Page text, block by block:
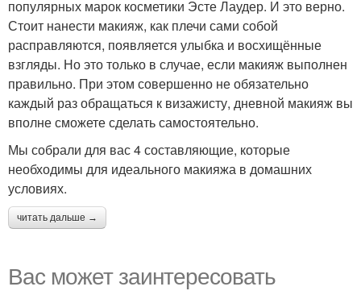
популярных марок косметики Эсте Лаудер. И это верно.
Стоит нанести макияж, как плечи сами собой
расправляются, появляется улыбка и восхищённые
взгляды. Но это только в случае, если макияж выполнен
правильно. При этом совершенно не обязательно
каждый раз обращаться к визажисту, дневной макияж вы
вполне сможете сделать самостоятельно.
Мы собрали для вас 4 составляющие, которые
необходимы для идеального макияжа в домашних
условиях.
читать дальше →
Вас может заинтересовать